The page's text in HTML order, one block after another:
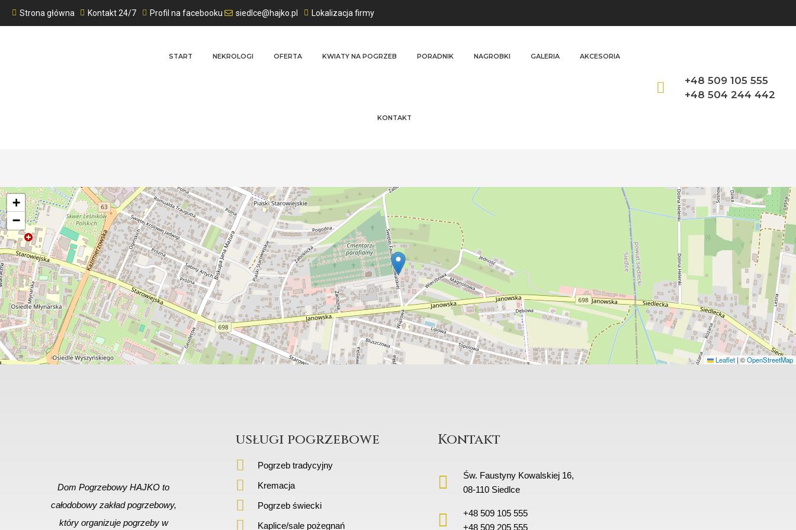
Strona główna Kontakt 24/7 Profil na facebooku siedlce@hajko.pl Lokalizacja firmy
START NEKROLOGI OFERTA KWIATY NA POGRZEB PORADNIK NAGROBKI GALERIA AKCESORIA
KONTAKT
+48 509 105 555
+48 504 244 442
+
−
Leaflet |©OpenStreetMap
Dom Pogrzebowy HAJKO to
całodobowy zakład pogrzebowy,
który organizuje pogrzeby w
usługi pogrzebowe
Pogrzeb tradycyjny
Kremacja
Pogrzeb świecki
Kaplice/sale pożegnań
Kontakt
Św. Faustyny Kowalskiej 16,
08-110 Siedlce
+48 509 105 555
+48 509 205 555